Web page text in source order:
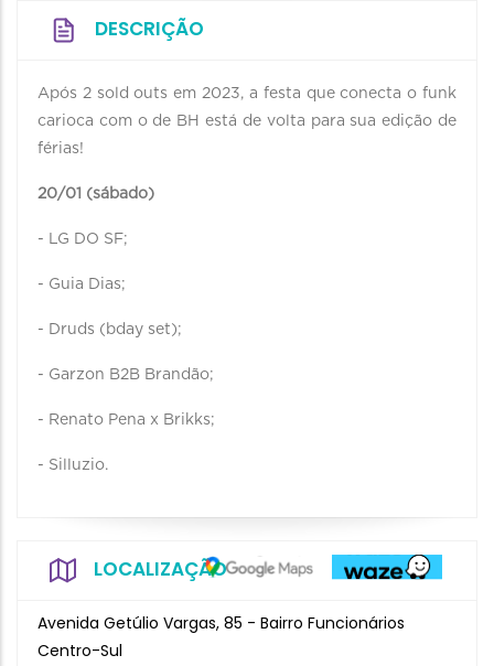
DESCRIÇÃO
Após 2 sold outs em 2023, a festa que conecta o funk
carioca com o de BH está de volta para sua edição de
férias!
20/01 (sábado)
- LG DO SF;
- Guia Dias;
- Druds (bday set);
- Garzon B2B Brandão;
- Renato Pena x Brikks;
- Silluzio.
LOCALIZAÇÃO
Avenida Getúlio Vargas, 85 - Bairro Funcionários
Centro-Sul